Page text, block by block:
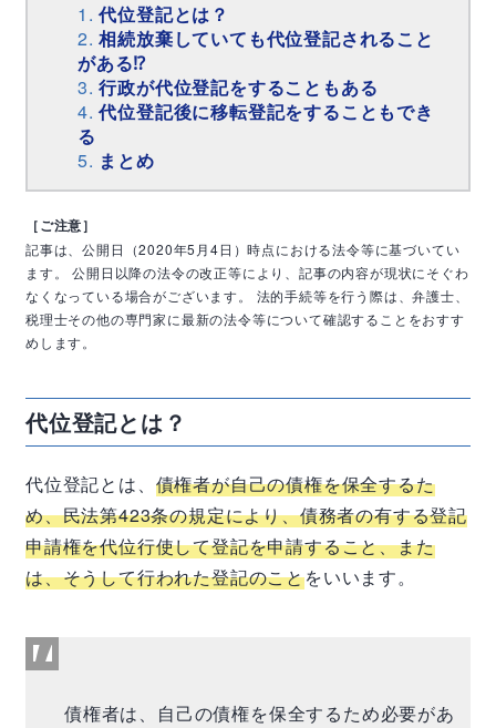
代位登記とは？
相続放棄していても代位登記されること
がある⁉
行政が代位登記をすることもある
代位登記後に移転登記をすることもでき
る
まとめ
［ご注意］
記事は、公開日（2020年5月4日）時点における法令等に基づいてい
ます。
公開日以降の法令の改正等により、記事の内容が現状にそぐわ
なくなっている場合がございます。
法的手続等を行う際は、弁護士、
税理士その他の専門家に最新の法令等について確認することをおすす
めします。
代位登記とは？
代位登記とは、 債権者が自己の債権を保全するた
め、民法第423条の規定により、債務者の有する登記
申請権を代位行使して登記を申請すること、また
は、そうして行われた登記のことをいいます。
債権者は、自己の債権を保全するため必要があ